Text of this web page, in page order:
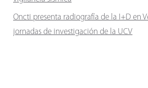
Oncti presenta radiografía de la I+D en
jornadas de investigación de la UCV